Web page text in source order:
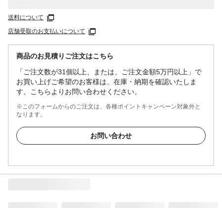
送料について
店舗受取のお支払いについて
商品のお見積りご注文はこちら
「ご注文数が31個以上、または、ご注文金額5万円以上」で
お買い上げご希望のお客様は、在庫・納期を確認いたしま
す。こちらよりお問い合わせください。
※このフォームからのご注文は、各種ポイントキャンペーン対象外と
なります。
お問い合わせ